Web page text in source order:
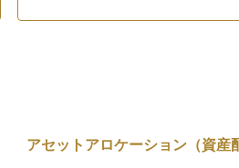
アセットアロケーション（資産